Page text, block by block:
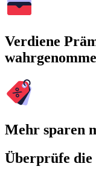
Verdiene
Mehr sparen
Überprüfe die